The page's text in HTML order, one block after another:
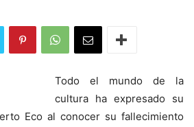
Todo el mundo de la
cultura ha expresado su
Eco al conocer su fallecimiento